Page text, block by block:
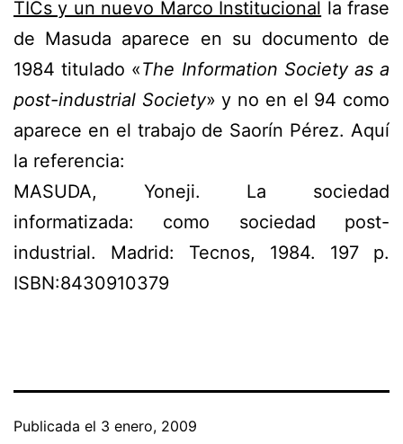
TICs y un nuevo Marco Institucional la frase
de Masuda aparece en su documento de
1984 titulado «The Information Society as a
post-industrial Society» y no en el 94 como
aparece en el trabajo de Saorín Pérez. Aquí
la referencia:
MASUDA, Yoneji. La sociedad
informatizada: como sociedad post-
industrial. Madrid: Tecnos, 1984. 197 p.
ISBN:8430910379
Publicada el 3 enero, 2009